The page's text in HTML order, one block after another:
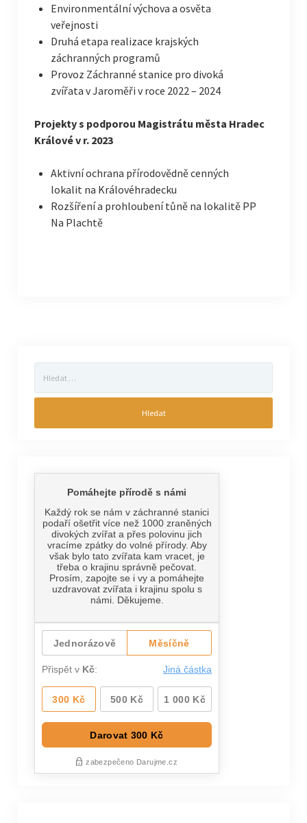
Environmentální výchova a osvěta
veřejnosti
Druhá etapa realizace krajských
záchranných programů
Provoz Záchranné stanice pro divoká
zvířata v Jaroměři v roce 2022 – 2024
Projekty s podporou Magistrátu města Hradec
Králové v r. 2023
Aktivní ochrana přírodovědně cenných
lokalit na Královéhradecku
Rozšíření a prohloubení tůně na lokalitě PP
Na Plachtě